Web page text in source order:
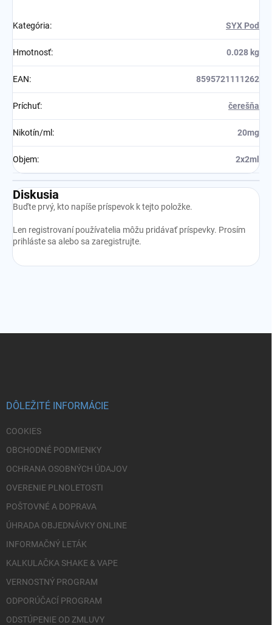
Kategória: SYX Pod
Hmotnosť: 0.028 kg
EAN: 8595721111262
Príchuť: čerešňa
Nikotín/ml : 20mg
Objem: 2x2ml
Diskusia
Buďte prvý, kto napíše príspevok k tejto položke.
Len registrovaní používatelia môžu pridávať príspevky. Prosím
prihláste sa alebo sa zaregistrujte.
DÔLEŽITÉ INFORMÁCIE
COOKIES
OBCHODNÉ PODMIENKY
OCHRANA OSOBNÝCH ÚDAJOV
OVERENIE PLNOLETOSTI
POŠTOVNÉ A DOPRAVA
ÚHRADA OBJEDNÁVKY ONLINE
INFORMAČNÝ LETÁK
KALKULAČKA SHAKE & VAPE
VERNOSTNÝ PROGRAM
ODPORÚČACÍ PROGRAM
ODSTÚPENIE OD ZMLUVY